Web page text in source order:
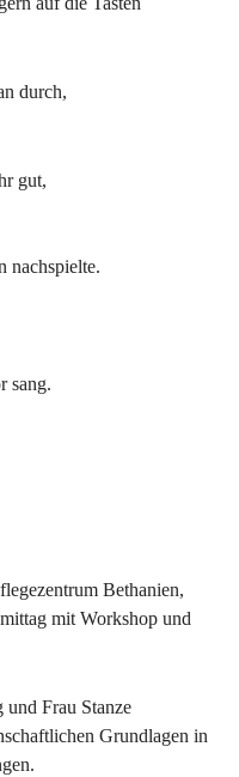
durch,
gut,
nachspielte.
sang.
Bethanien,
mit Workshop und
und Frau Stanze
Grundlagen in